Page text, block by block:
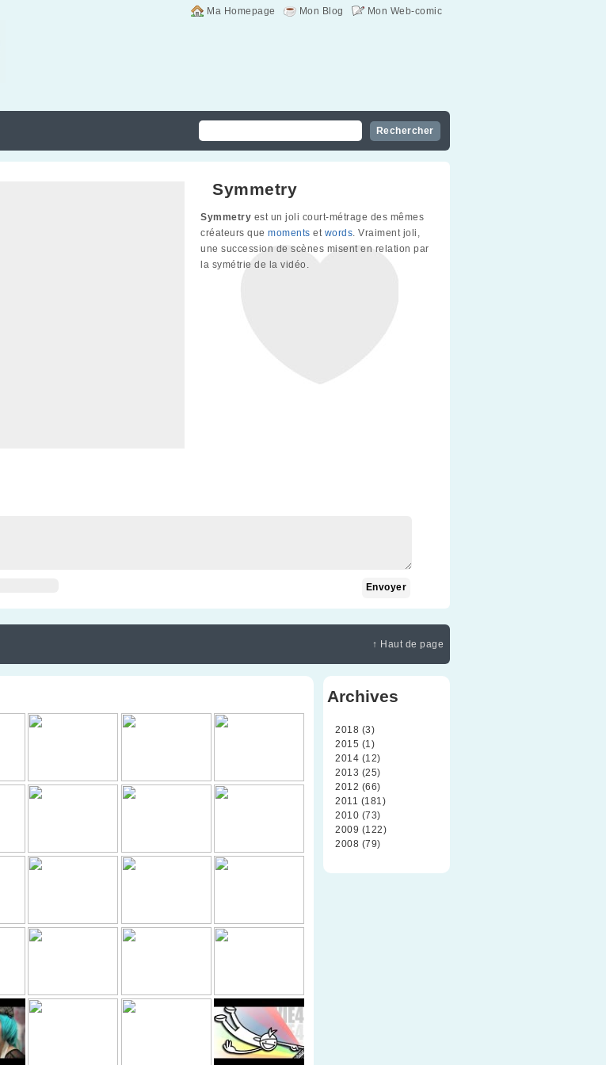
Mon Web-comic
Mon Blog
Ma Homepage
Symmetry
Symmetry est un joli court-métrage des mêmes
créateurs que moments et words. Vraiment joli,
une succession de scènes misent en relation par
la symétrie de la vidéo.
↑ Haut de page
Archives
2018 (3)
2015 (1)
2014 (12)
2013 (25)
2012 (66)
2011 (181)
2010 (73)
2009 (122)
2008 (79)